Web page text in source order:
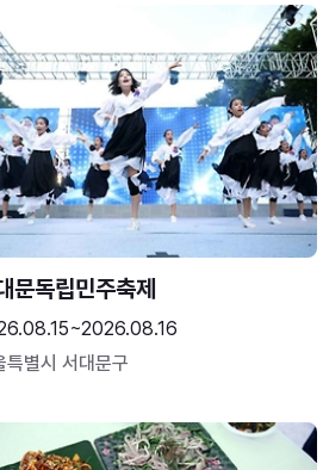
문독립민주축제
특별시 서대문구